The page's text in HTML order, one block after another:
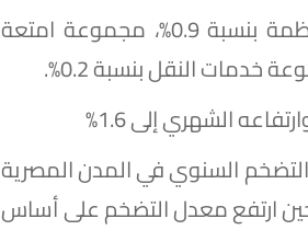
وفي المقابل انخفضت أسعار مجموعة الرحلات السياحية المنظمة بنسبة 0.9%، مجموعة امتعة
السنوي في المدن المصرية
أبريل الماضي، في حين ارتفع معدل التضخم على أساس